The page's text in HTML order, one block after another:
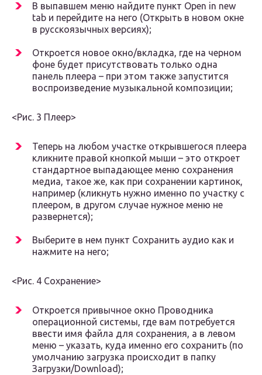
В выпавшем меню найдите пункт Open in new
tab и перейдите на него (Открыть в новом окне
в русскоязычных версиях);
Откроется новое окно/вкладка, где на черном
фоне будет присутствовать только одна
панель плеера – при этом также запустится
воспроизведение музыкальной композиции;
<Рис. 3 Плеер>
Теперь на любом участке открывшегося плеера
кликните правой кнопкой мыши – это откроет
стандартное выпадающее меню сохранения
медиа, такое же, как при сохранении картинок,
например (кликнуть нужно именно по участку с
плеером, в другом случае нужное меню не
развернется);
Выберите в нем пункт Сохранить аудио как и
нажмите на него;
<Рис. 4 Сохранение>
Откроется привычное окно Проводника
операционной системы, где вам потребуется
ввести имя файла для сохранения, а в левом
меню – указать, куда именно его сохранить (по
умолчанию загрузка происходит в папку
Загрузки/Download);